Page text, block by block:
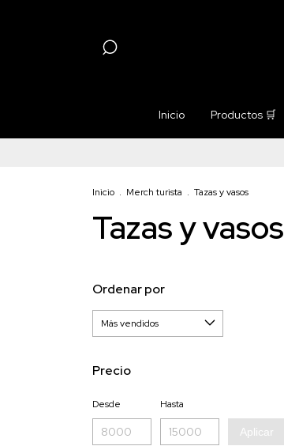
Inicio Productos 🛒
Inicio . Merch turista . Tazas y vasos
Tazas y vasos
Ordenar por
Precio
Desde Hasta
Aplicar